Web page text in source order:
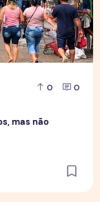
0 0
mas não